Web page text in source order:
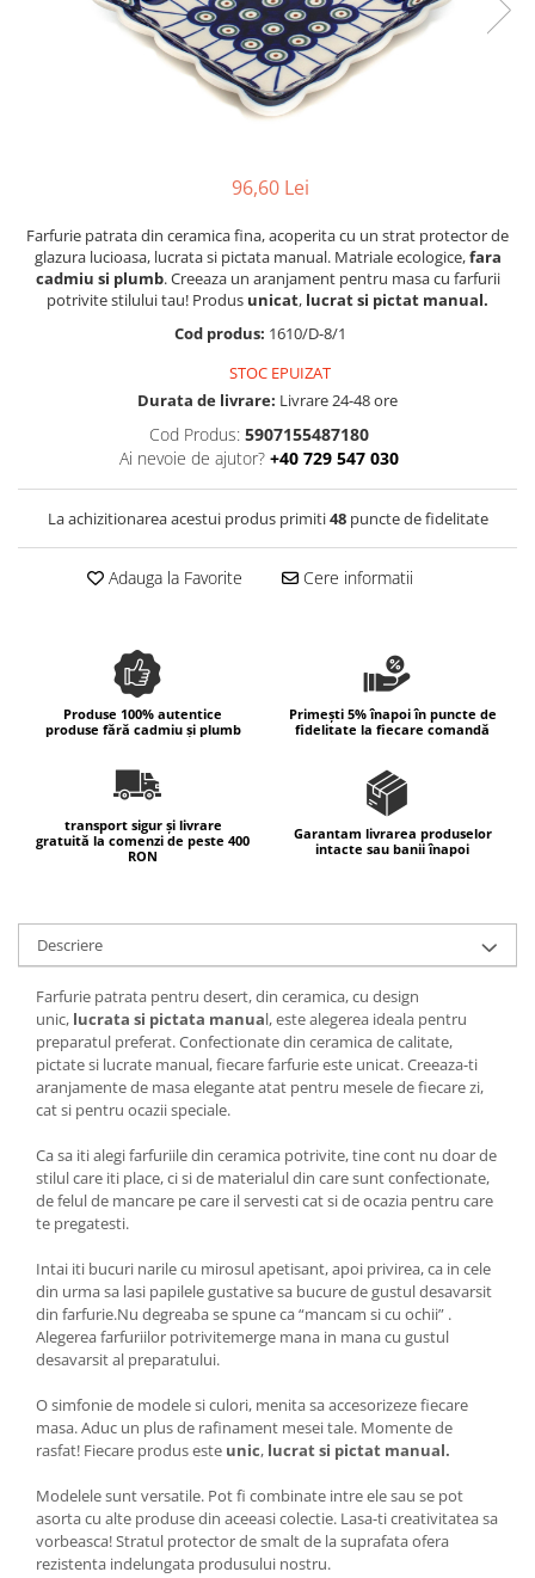
Baie
Colectiile Flowers
Colectia Forget-me-nots
Colectia Basket of Blue
Colectia Leaf Bed
Colectia Autumn Garden
Colectia Little Flowers
Colectia Morning Sunrise
Colectia Morning Glory
Colectia Blue Sea
Colectia Wild Hearts
Colectia Blue Spring
96,60 Lei
Farfurie patrata din ceramica fina, acoperita cu un strat protector de
glazura lucioasa, lucrata si pictata manual. Matriale ecologice,fara
cadmiu si plumb. Creeaza un aranjament pentru masa cu farfurii
potrivite stilului tau! Produs unicat, lucrat si pictat manual.
Cod produs: 1610/D-8/1
STOC EPUIZAT
Durata de livrare: Livrare 24-48 ore
Cod Produs: 5907155487180
Ai nevoie de ajutor? +40 729 547 030
La achizitionarea acestui produs primiti48puncte de fidelitate
Adauga la Favorite Cere informatii
Produse 100% autentice
produse fără cadmiu și plumb
Primești 5% înapoi în puncte de
fidelitate la fiecare comandă
transport sigur și livrare
gratuită la comenzi de peste 400
RON
Garantam livrarea produselor
intacte sau banii înapoi
Descriere
Farfurie patrata pentru desert, din ceramica, cu design
unic, lucrata si pictata manual, este alegerea ideala pentru
preparatul preferat. Confectionate din ceramica de calitate,
pictate si lucrate manual, fiecare farfurie este unicat. Creeaza-ti
aranjamente de masa elegante atat pentru mesele de fiecare zi,
cat si pentru ocazii speciale.
Ca sa iti alegi farfuriile din ceramica potrivite, tine cont nu doar de
stilul care iti place, ci si de materialul din care sunt confectionate,
de felul de mancare pe care il servesti cat si de ocazia pentru care
te pregatesti.
Intai iti bucuri narile cu mirosul apetisant, apoi privirea, ca in cele
din urma sa lasi papilele gustative sa bucure de gustul desavarsit
din farfurie.Nu degreaba se spune ca “mancam si cu ochii” .
Alegerea farfuriilor potrivitemerge mana in mana cu gustul
desavarsit al preparatului.
O simfonie de modele si culori, menita sa accesorizeze fiecare
masa. Aduc un plus de rafinament mesei tale. Momente de
rasfat! Fiecare produs este unic, lucrat si pictat manual.
Modelele sunt versatile. Pot fi combinate intre ele sau se pot
asorta cu alte produse din aceeasi colectie. Lasa-ti creativitatea sa
vorbeasca! Stratul protector de smalt de la suprafata ofera
rezistenta indelungata produsului nostru.